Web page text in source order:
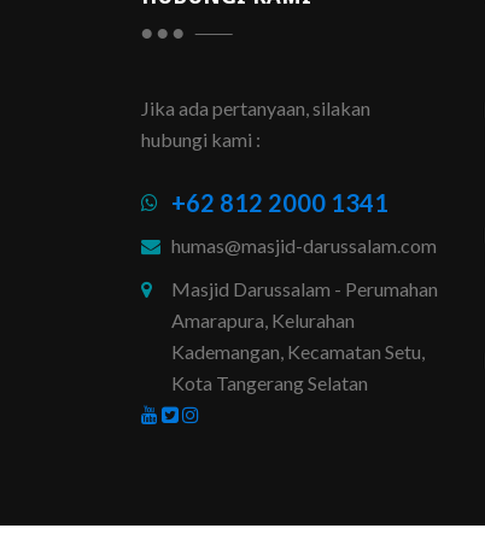
Jika ada pertanyaan, silakan
hubungi kami :
+62 812 2000 1341
humas@masjid-darussalam.com
Masjid Darussalam - Perumahan
Amarapura, Kelurahan
Kademangan, Kecamatan Setu,
Kota Tangerang Selatan